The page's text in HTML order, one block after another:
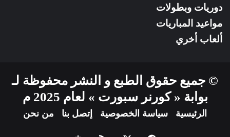
دوريات وبطولات
مواعيد المباريات
ألعاب أخري
© جميع حقوق الطبع و النشر محفوظة لـ
بوابة « كورنر سبورت » لعام 2025 م
الرئيسية سياسة الخصوصية إتصل بنا من نحن